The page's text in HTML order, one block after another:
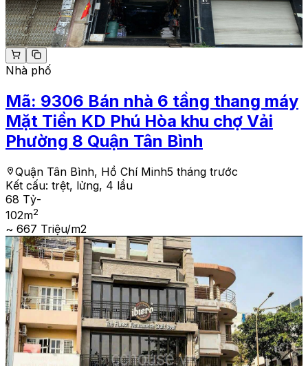
Nhà phố
Mã: 9306 Bán nhà 6 tầng thang máy
Mặt Tiền KD Phú Hòa khu chợ Vải
Phường 8 Quận Tân Bình
Quận Tân Bình, Hồ Chí Minh5 tháng trước
Kết cấu: trệt, lửng, 4 lầu
68 Tỷ-
102m2
~ 667 Triệu/m2